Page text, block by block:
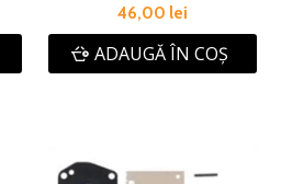
46,00 lei
ADAUGĂ ÎN COŞ